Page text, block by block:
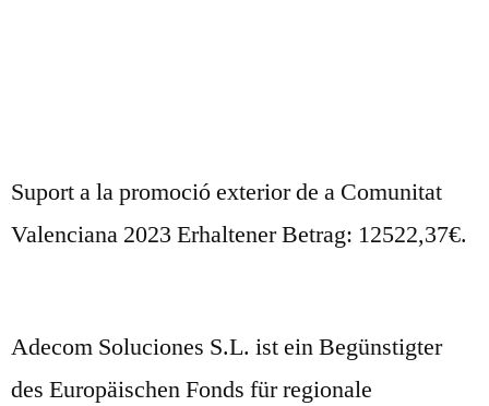
Suport a la promoció exterior de a Comunitat
Valenciana 2023 Erhaltener Betrag: 12522,37€.
Adecom Soluciones S.L. ist ein Begünstigter
des Europäischen Fonds für regionale